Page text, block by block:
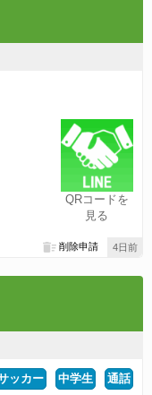
QRコードを
見る
4日前
削除申請
ッカー 中学生 通話